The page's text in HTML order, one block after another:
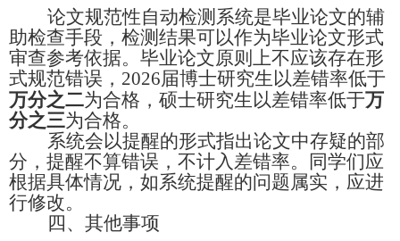
论文规范性自动检测系统是毕业论文的辅
助检查手段，检测结果可以作为毕业论文形式
审查参考依据。毕业论文原则上不应该存在形
式规范错误， 2026届博士研究生以差错率低于
万分之二为合格，硕士研究生以差错率低于万
分之三为合格。
系统会以提醒的形式指出论文中存疑的部
分，提醒不算错误，不计入差错率。同学们应
根据具体情况，如系统提醒的问题属实，应进
行修改。
四、其他事项